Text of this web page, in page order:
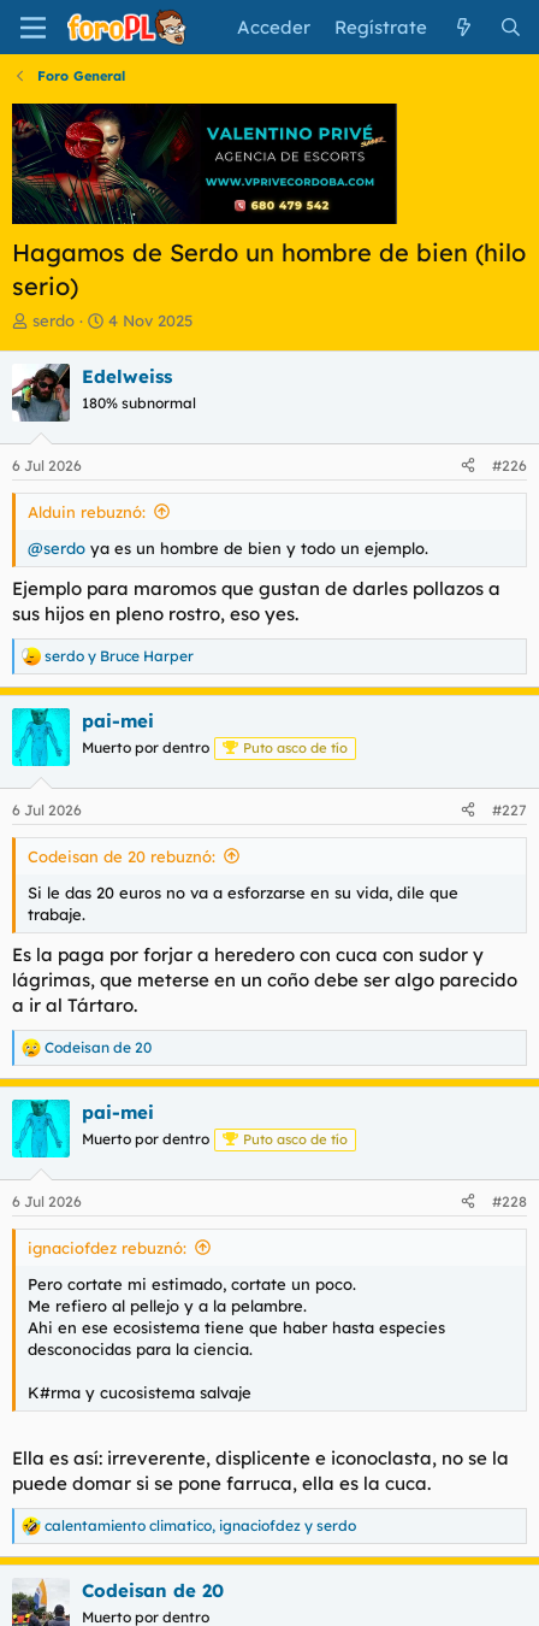
Acceder Regístrate
Foro General
Hagamos de Serdo un hombre de bien (hilo
serio)
I
c
i
a
d
o
r
d
l
e
m
a
serdo
F
h
a
e
n
i
i
4 Nov 2025
Edelweiss
180% subnormal
6 Jul 2026 #226
Alduin rebuznó:
@serdo ya es un hombre de bien y todo un ejemplo.
Ejemplo para maromos que gustan de darles pollazos a
sus hijos en pleno rostro, eso yes.
R
e
a
c
c
i
e
s
serdo y Bruce Harper
pai-mei
Muerto por dentro Puto asco de tío
6 Jul 2026 #227
Codeisan de 20 rebuznó:
Si le das 20 euros no va a esforzarse en su vida, dile que
trabaje.
Es la paga por forjar a heredero con cuca con sudor y
lágrimas, que meterse en un coño debe ser algo parecido
a ir al Tártaro.
R
e
a
c
c
i
e
s
Codeisan de 20
pai-mei
Muerto por dentro Puto asco de tío
6 Jul 2026 #228
ignaciofdez rebuznó:
Pero cortate mi estimado, cortate un poco.
Me refiero al pellejo y a la pelambre.
Ahi en ese ecosistema tiene que haber hasta especies
desconocidas para la ciencia.
K#rma y cucosistema salvaje
Ella es así: irreverente, displicente e iconoclasta, no se la
puede domar si se pone farruca, ella es la cuca.
R
e
a
c
c
calentamiento climatico, ignaciofdez y serdo
Codeisan de 20
Muerto por dentro